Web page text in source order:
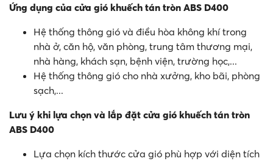
Ứng dụng của cửa gió khuếch tán tròn ABS D400
Hệ thống thông gió và điều hòa không khí trong
nhà ở, căn hộ, văn phòng, trung tâm thương mại,
nhà hàng, khách sạn, bệnh viện, trường học,...
Hệ thống thông gió cho nhà xưởng, kho bãi, phòng
sạch,...
Lưu ý khi lựa chọn và lắp đặt cửa gió khuếch tán tròn
ABS D400
Lựa chọn kích thước cửa gió phù hợp với diện tích